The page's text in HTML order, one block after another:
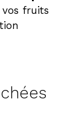
fruits